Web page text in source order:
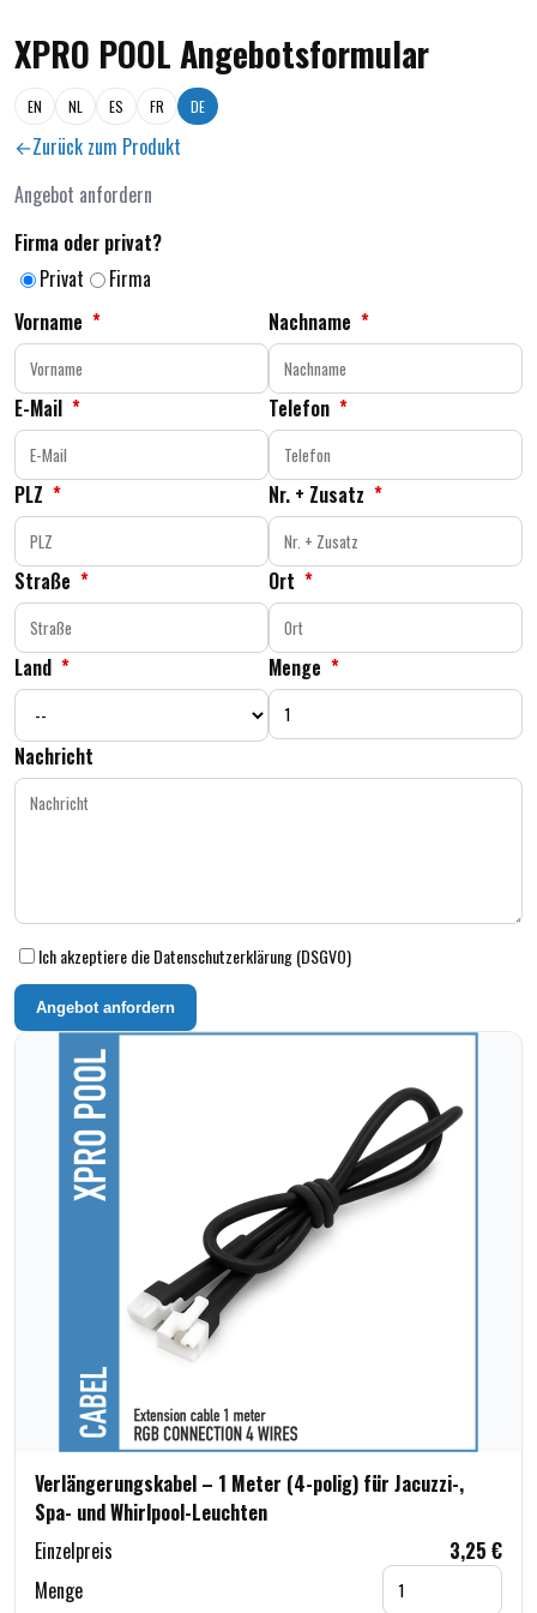
XPRO POOL Angebotsformular
EN NL ES FR DE
Zurück zum Produkt
Angebot anfordern
Firma oder privat?
Privat
Firma
Vorname * Nachname *
E-Mail * Telefon *
PLZ * Nr. + Zusatz *
Straße * Ort *
Land * Menge *
Nachricht
Ich akzeptiere die Datenschutzerklärung (DSGVO)
Angebot anfordern
Verlängerungskabel – 1 Meter (4-polig) für Jacuzzi-,
Spa- und Whirlpool-Leuchten
Einzelpreis
3,25 €
Menge